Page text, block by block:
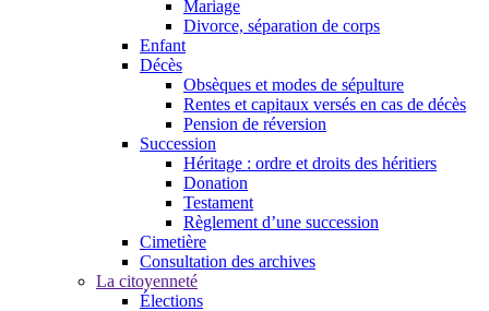
Mariage
Divorce, séparation de corps
Enfant
Décès
Obsèques et modes de sépulture
Rentes et capitaux versés en cas de décès
Pension de réversion
Succession
Héritage : ordre et droits des héritiers
Donation
Testament
Règlement d’une succession
Cimetière
Consultation des archives
La citoyenneté
Élections